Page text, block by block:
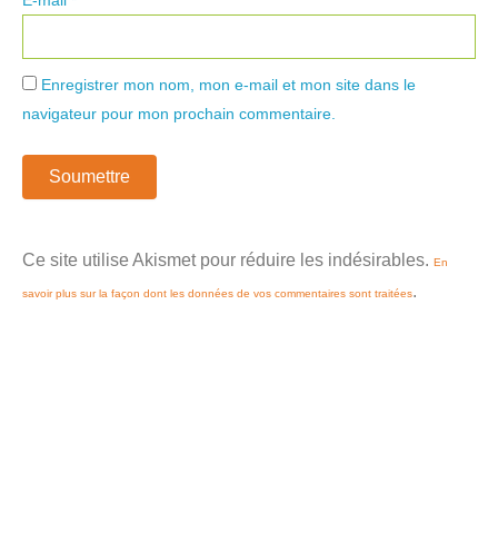
Enregistrer mon nom, mon e-mail et mon site dans le
navigateur pour mon prochain commentaire.
Ce site utilise Akismet pour réduire les indésirables. En
savoir plus sur la façon dont les données de vos commentaires sont traitées.